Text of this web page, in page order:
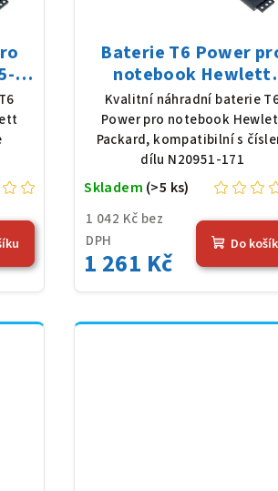
Baterie T6 Power
notebook Hewlett
Packard N20951-171,
Poly, 11,25 V, 3648
(41 Wh), černá
Kvalitní náhradní baterie
Power pro notebook
Packard, kompatibilní s
dílu N20951-171
1 042 Kč bez
DPH
1 261 Kč
Skladem (>5 ks)
Do